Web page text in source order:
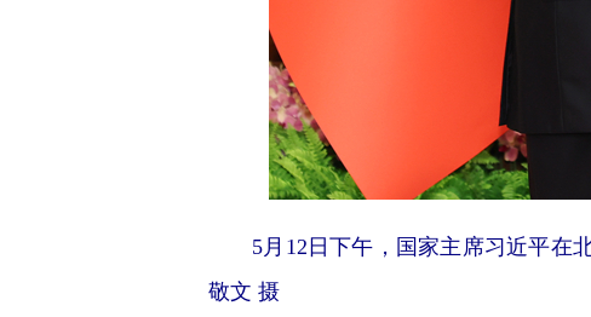
5月12日下午，国家主席习近平在
敬文 摄